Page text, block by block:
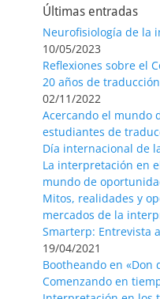
Últimas entradas
Neurofisiología de la
10/05/2023
Reflexiones sobre el
20 años de
02/11/2022
Acercando el mundo
estudiantes de
Día internacional de
La interpretación en
mundo de
Mitos, realidades y
mercados de la
Smarterp: Entrevista
19/04/2021
Bootheando en «Don
Comenzando en